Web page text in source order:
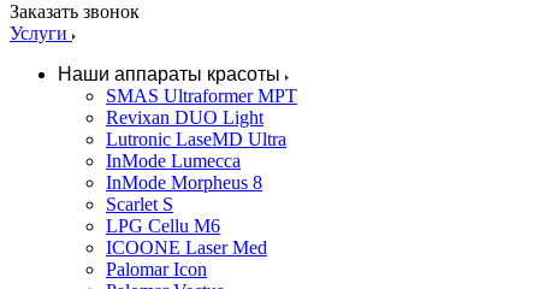
Заказать звонок
Услуги
Наши аппараты красоты
SMAS Ultraformer MPT
Revixan DUO Light
Lutronic LaseMD Ultra
InMode Lumecca
InMode Morpheus 8
Scarlet S
LPG Cellu M6
ICOONE Laser Med
Palomar Icon